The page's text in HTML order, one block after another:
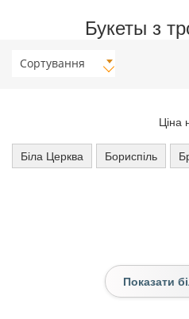
Букеты з
Сортування
Ціна
Біла Церква Бориспіль
Показати